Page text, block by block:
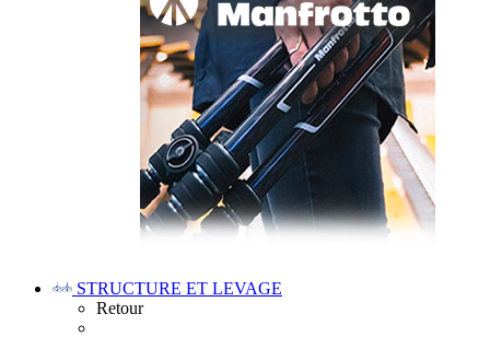
STRUCTURE ET LEVAGE
Retour